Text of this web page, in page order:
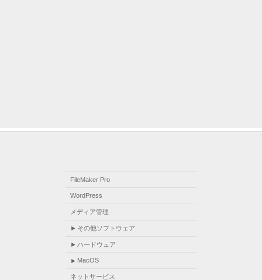
FileMaker Pro
WordPress
メディア管理
その他ソフトウェア
ハードウェア
MacOS
ネットサービス